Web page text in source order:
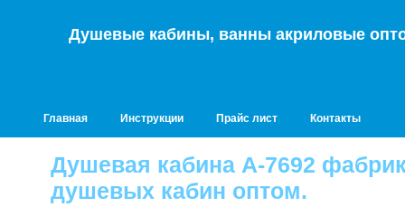
Душевые кабины, ванны акриловые
Главная Инструкции Прайс лист Контакты
Душевая кабина A-7692
душевых кабин оптом.